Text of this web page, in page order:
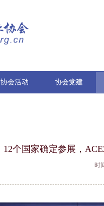
协会活动 协会党建
12个国家确定参展，
时